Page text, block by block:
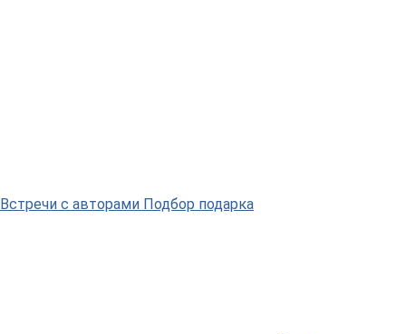
Встречи с авторами Подбор подарка